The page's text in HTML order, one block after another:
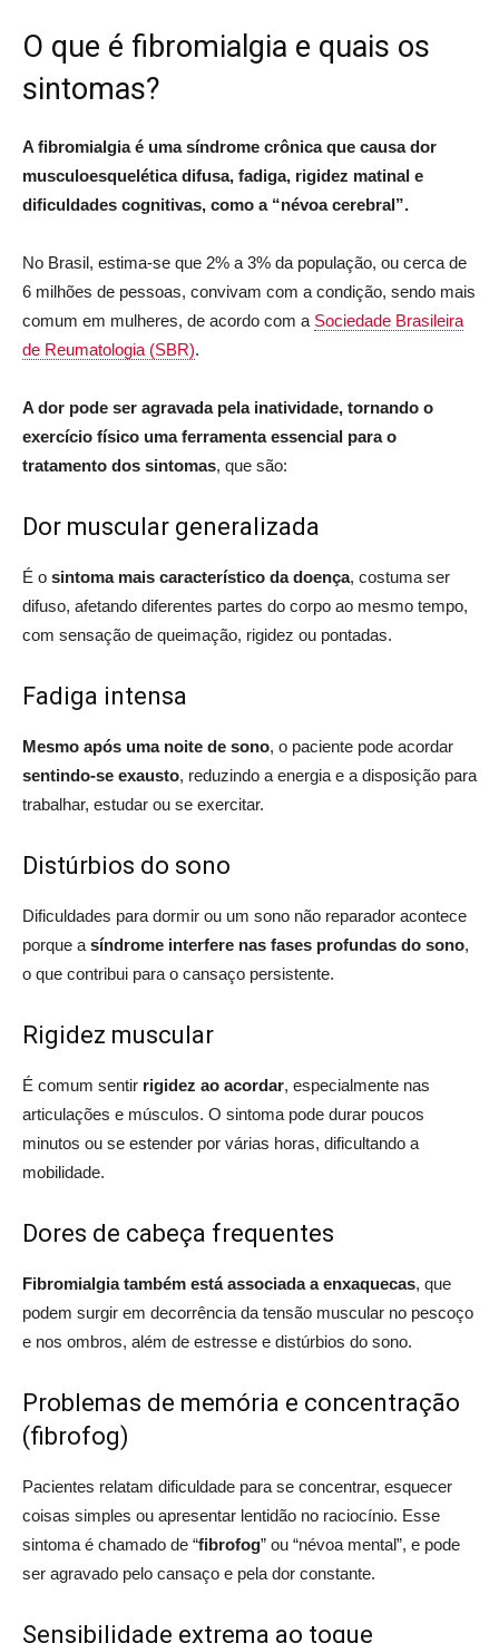
O que é fibromialgia e quais os
sintomas?
A fibromialgia é uma síndrome crônica que causa dor
musculoesquelética difusa, fadiga, rigidez matinal e
dificuldades cognitivas, como a “névoa cerebral”.
No Brasil, estima-se que 2% a 3% da população, ou cerca de
6 milhões de pessoas, convivam com a condição, sendo mais
comum em mulheres, de acordo com a Sociedade Brasileira
de Reumatologia (SBR).
A dor pode ser agravada pela inatividade, tornando o
exercício físico uma ferramenta essencial para o
tratamento dos sintomas, que são:
Dor muscular generalizada
É o sintoma mais característico da doença, costuma ser
difuso, afetando diferentes partes do corpo ao mesmo tempo,
com sensação de queimação, rigidez ou pontadas.
Fadiga intensa
Mesmo após uma noite de sono, o paciente pode acordar
sentindo-se exausto, reduzindo a energia e a disposição para
trabalhar, estudar ou se exercitar.
Distúrbios do sono
Dificuldades para dormir ou um sono não reparador acontece
porque a síndrome interfere nas fases profundas do sono,
o que contribui para o cansaço persistente.
Rigidez muscular
É comum sentir rigidez ao acordar, especialmente nas
articulações e músculos. O sintoma pode durar poucos
minutos ou se estender por várias horas, dificultando a
mobilidade.
Dores de cabeça frequentes
Fibromialgia também está associada a enxaquecas, que
podem surgir em decorrência da tensão muscular no pescoço
e nos ombros, além de estresse e distúrbios do sono.
Problemas de memória e concentração
(fibrofog)
Pacientes relatam dificuldade para se concentrar, esquecer
coisas simples ou apresentar lentidão no raciocínio. Esse
sintoma é chamado de “fibrofog” ou “névoa mental”, e pode
ser agravado pelo cansaço e pela dor constante.
Sensibilidade extrema ao toque